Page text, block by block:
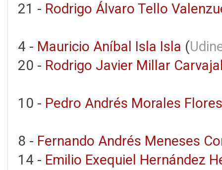
21 - Rodrigo Álvaro Tello
4 - Mauricio Aníbal Isla Isla (
20 - Rodrigo Javier Millar
10 - Pedro Andrés Morales Flores
8 - Fernando Andrés Meneses
14 - Emilio Exequiel Hernández